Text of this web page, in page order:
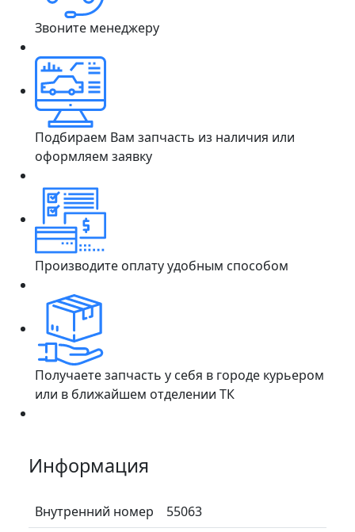
Звоните менеджеру
Подбираем Вам запчасть из наличия или
оформляем заявку
Производите оплату удобным способом
Получаете запчасть у себя в городе курьером
или в ближайшем отделении ТК
Информация
Внутренний номер 55063